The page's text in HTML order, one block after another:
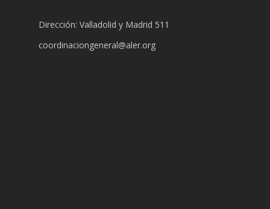
Dirección: Valladolid y Madrid 511
coordinaciongeneral@aler.org